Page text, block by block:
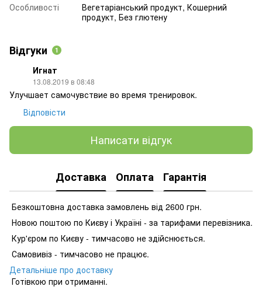
Особливості
Вегетаріанський продукт, Кошерний
продукт, Без глютену
Відгуки 1
Игнат
13.08.2019 в 08:48
Улучшает самочувствие во время тренировок.
Відповісти
Написати відгук
Доставка Оплата Гарантія
Безкоштовна доставка замовлень від 2600 грн.
Новою поштою по Києву і Україні - за тарифами перевізника.
Кур'єром по Києву - тимчасово не здійснюється.
Самовивіз - тимчасово не працює.
Детальніше про доставку
Готівкою при отриманні.